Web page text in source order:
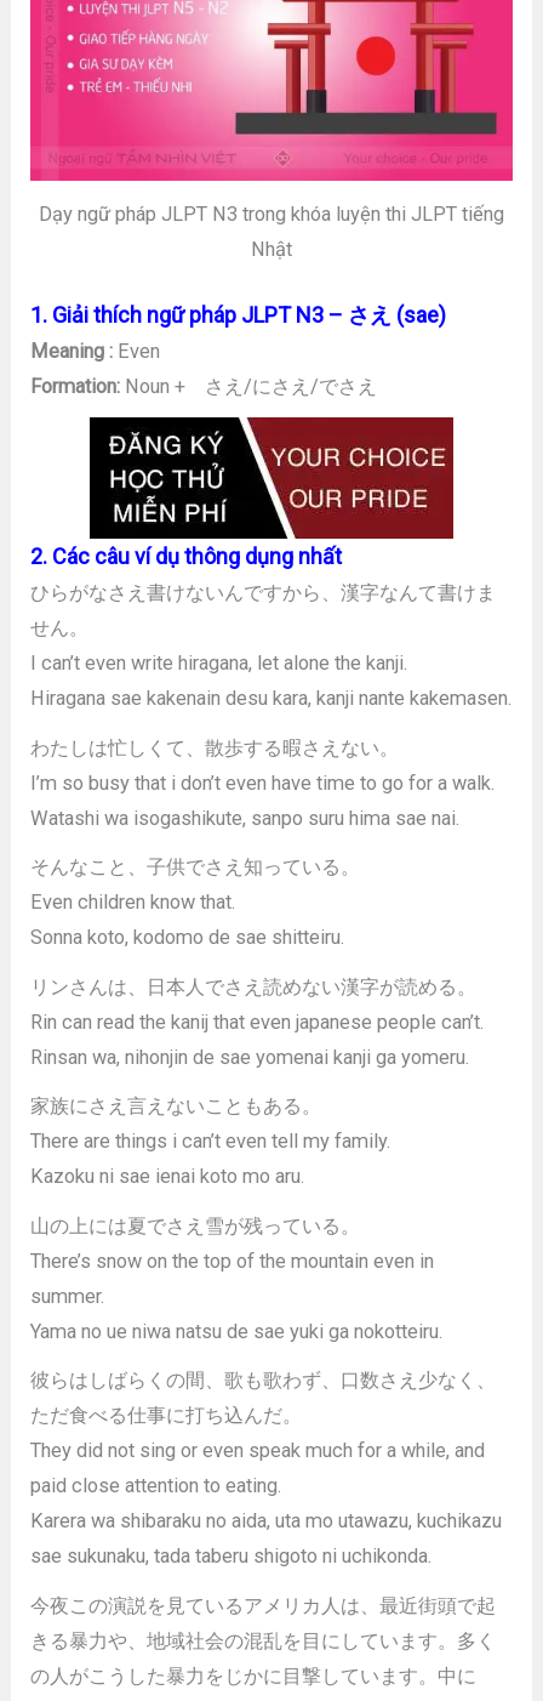
Dạy ngữ pháp JLPT N3 trong khóa luyện thi JLPT tiếng
Nhật
1. Giải thích ngữ pháp JLPT N3 – さえ (sae)
Meaning : Even
Formation: Noun + さえ/にさえ/でさえ
2. Các câu ví dụ thông dụng nhất
ひらがなさえ書けないんですから、漢字なんて書けま
せん。
I can’t even write hiragana, let alone the kanji.
Hiragana sae kakenain desu kara, kanji nante kakemasen.
わたしは忙しくて、散歩する暇さえない。
I’m so busy that i don’t even have time to go for a walk.
Watashi wa isogashikute, sanpo suru hima sae nai.
そんなこと、子供でさえ知っている。
Even children know that.
Sonna koto, kodomo de sae shitteiru.
リンさんは、日本人でさえ読めない漢字が読める。
Rin can read the kanij that even japanese people can’t.
Rinsan wa, nihonjin de sae yomenai kanji ga yomeru.
家族にさえ言えないこともある。
There are things i can’t even tell my family.
Kazoku ni sae ienai koto mo aru.
山の上には夏でさえ雪が残っている。
There’s snow on the top of the mountain even in
summer.
Yama no ue niwa natsu de sae yuki ga nokotteiru.
彼らはしばらくの間、歌も歌わず、口数さえ少なく、
ただ食べる仕事に打ち込んだ。
They did not sing or even speak much for a while, and
paid close attention to eating.
Karera wa shibaraku no aida, uta mo utawazu, kuchikazu
sae sukunaku, tada taberu shigoto ni uchikonda.
今夜この演説を見ているアメリカ人は、最近街頭で起
きる暴力や、地域社会の混乱を目にしています。多く
の人がこうした暴力をじかに目撃しています。中に